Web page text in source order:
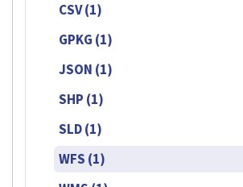
CSV (1)
GPKG (1)
JSON (1)
SHP (1)
SLD (1)
WFS (1)